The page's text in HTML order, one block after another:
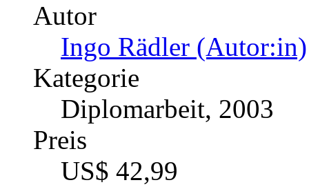
Autor
Ingo Rädler (Autor:in)
Kategorie
Diplomarbeit, 2003
Preis
US$ 42,99